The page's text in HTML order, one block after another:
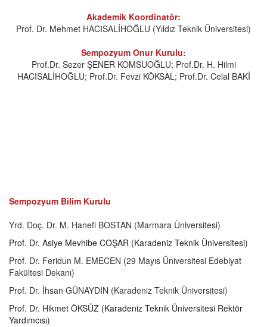
Akademik Koordinatör:
Prof. Dr. Mehmet HACISALİHOĞLU (Yıldız Teknik Üniversitesi)
Sempozyum Onur Kurulu:
Prof.Dr. Sezer ŞENER KOMSUOĞLU; Prof.Dr. H. Hilmi
HACISALİHOĞLU; Prof.Dr. Fevzi KÖKSAL; Prof.Dr. Celal BAKİ
Sempozyum Bilim Kurulu
Yrd. Doç. Dr. M. Hanefi BOSTAN (Marmara Üniversitesi)
Prof. Dr. Asiye Mevhibe COŞAR (Karadeniz Teknik Üniversitesi)
Prof. Dr. Feridun M. EMECEN (29 Mayıs Üniversitesi Edebiyat
Fakültesi Dekanı)
Prof. Dr. İhsan GÜNAYDIN (Karadeniz Teknik Üniversitesi)
Prof. Dr. Hikmet ÖKSÜZ (Karadeniz Teknik Üniversitesi Rektör
Yardımcısı)